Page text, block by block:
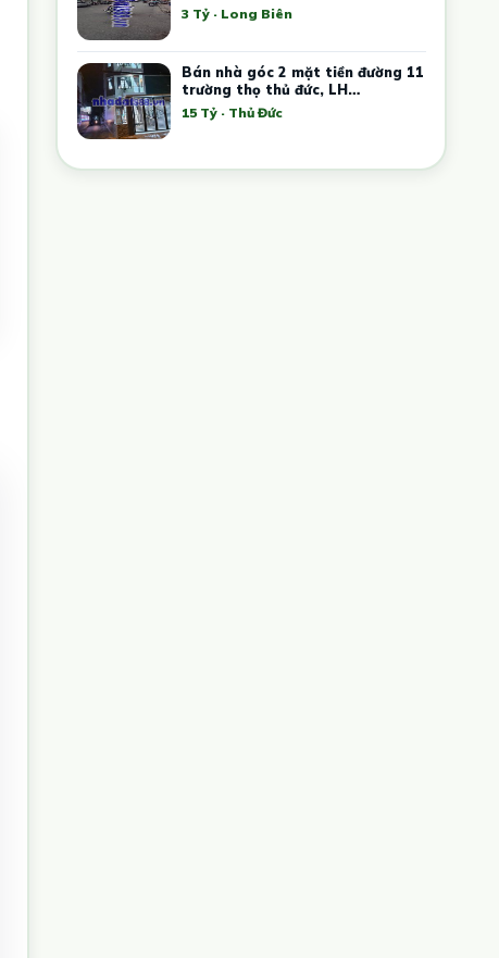
3 Tỷ · Long Biên
Bán nhà góc 2 mặt tiền đường 11
trường thọ thủ đức, LH
0909428959.
15 Tỷ · Thủ Đức